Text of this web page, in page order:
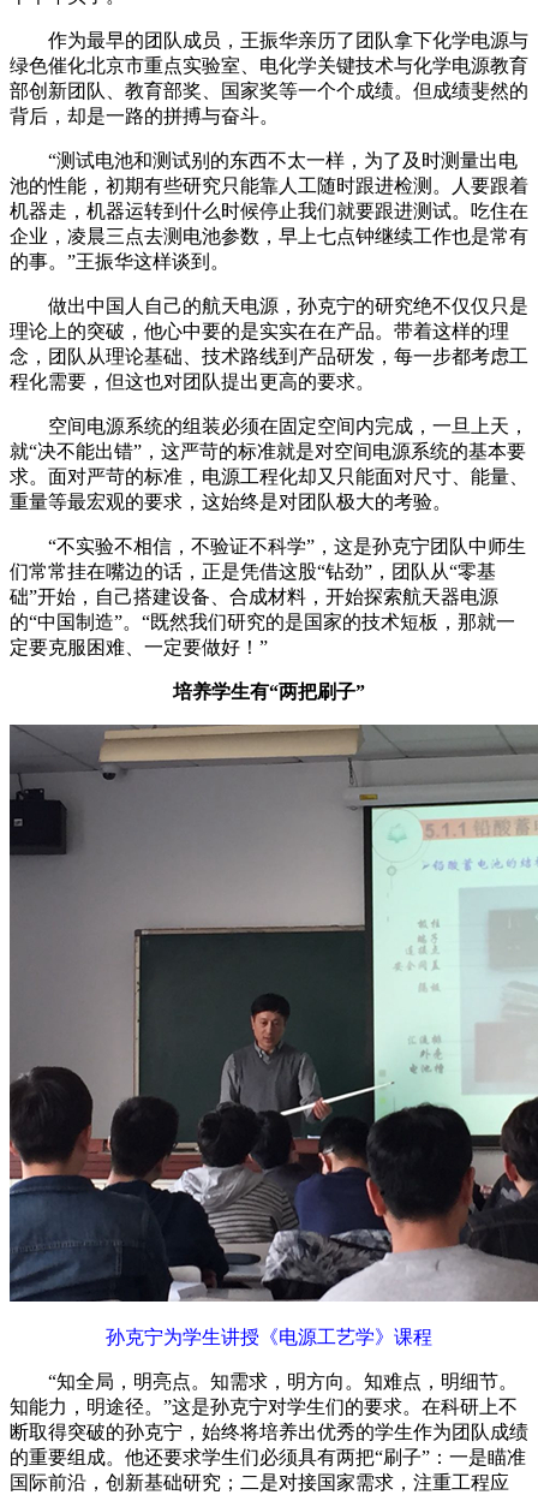
作为最早的团队成员，王振华亲历了团队拿下化学电源与
绿色催化北京市重点实验室、电化学关键技术与化学电源教育
部创新团队、教育部奖、国家奖等一个个成绩。但成绩斐然的
背后，却是一路的拼搏与奋斗。
“测试电池和测试别的东西不太一样，为了及时测量出电
池的性能，初期有些研究只能靠人工随时跟进检测。人要跟着
机器走，机器运转到什么时候停止我们就要跟进测试。吃住在
企业，凌晨三点去测电池参数，早上七点钟继续工作也是常有
的事。”王振华这样谈到。
做出中国人自己的航天电源，孙克宁的研究绝不仅仅只是
理论上的突破，他心中要的是实实在在产品。带着这样的理
念，团队从理论基础、技术路线到产品研发，每一步都考虑工
程化需要，但这也对团队提出更高的要求。
空间电源系统的组装必须在固定空间内完成，一旦上天，
就“决不能出错”，这严苛的标准就是对空间电源系统的基本要
求。面对严苛的标准，电源工程化却又只能面对尺寸、能量、
重量等最宏观的要求，这始终是对团队极大的考验。
“不实验不相信，不验证不科学”，这是孙克宁团队中师生
们常常挂在嘴边的话，正是凭借这股“钻劲”，团队从“零基
础”开始，自己搭建设备、合成材料，开始探索航天器电源
的“中国制造”。“既然我们研究的是国家的技术短板，那就一
定要克服困难、一定要做好！”
培养学生有“两把刷子”
孙克宁为学生讲授《电源工艺学》课程
“知全局，明亮点。知需求，明方向。知难点，明细节。
知能力，明途径。”这是孙克宁对学生们的要求。在科研上不
断取得突破的孙克宁，始终将培养出优秀的学生作为团队成绩
的重要组成。他还要求学生们必须具有两把“刷子”：一是瞄准
国际前沿，创新基础研究；二是对接国家需求，注重工程应